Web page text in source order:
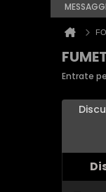
Entrate